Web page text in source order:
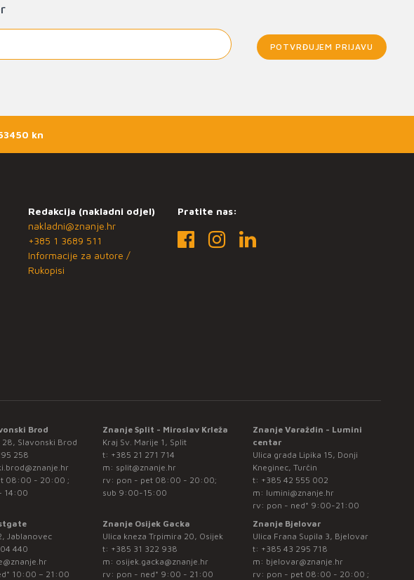
POTVRĐUJEM PRIJAVU
kn
Redakcija (nakladni odjel)
nakladni@znanje.hr
+385 1 3689 511
Informacije za autore /
Rukopisi
Pratite nas:
Brod
28, Slavonski Brod
258
08:00 - 20:00 ;
14:00
Znanje Split - Miroslav Krleža
Kraj Sv. Marije 1, Split
t: +385 21 271 714
m: split@znanje.hr
rv: pon - pet 08:00 - 20:00;
sub 9:00-15:00
Znanje Varaždin - Lumini
centar
Ulica grada Lipika 15, Donji
Kneginec, Turčin
t: +385 42 555 002
m: lumini@znanje.hr
rv: pon - ned* 9:00-21:00
Jablanovec
440
10:00 – 21:00
Znanje Osijek Gacka
Ulica kneza Trpimira 20, Osijek
t: +385 31 322 938
m: osijek.gacka@znanje.hr
rv: pon - ned* 9:00 - 21:00
Znanje Bjelovar
Ulica Frana Supila 3, Bjelovar
t: +385 43 295 718
m: bjelovar@znanje.hr
rv: pon - pet 08:00 - 20:00 ;